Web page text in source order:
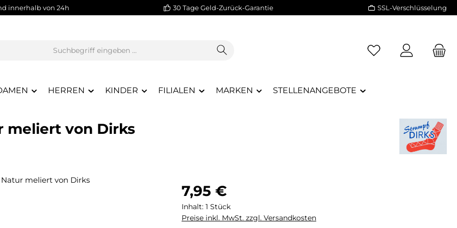
innerhalb von 24h 30 Tage Geld-Zurück-Garantie SSL-Verschlüsselung
HERREN KINDER FILIALEN MARKEN STELLENANGEBOTE
meliert von Dirks
Regulärer Preis:
7,95 €
Inhalt: 1 Stück
Preise inkl. MwSt. zzgl. Versandkosten